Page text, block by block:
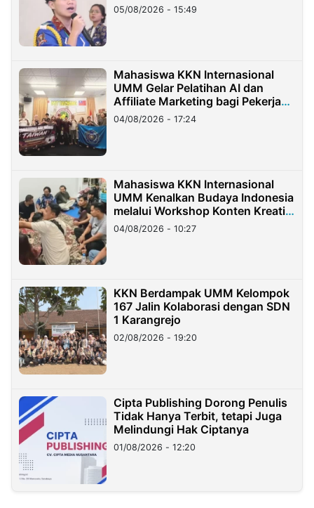
05/08/2026 - 15:49
Mahasiswa KKN Internasional
UMM Gelar Pelatihan AI dan
Affiliate Marketing bagi Pekerja
Migran Indonesia di Taiwan
04/08/2026 - 17:24
Mahasiswa KKN Internasional
UMM Kenalkan Budaya Indonesia
melalui Workshop Konten Kreatif
di Taiwan
04/08/2026 - 10:27
KKN Berdampak UMM Kelompok
167 Jalin Kolaborasi dengan SDN
1 Karangrejo
02/08/2026 - 19:20
Cipta Publishing Dorong Penulis
Tidak Hanya Terbit, tetapi Juga
Melindungi Hak Ciptanya
01/08/2026 - 12:20